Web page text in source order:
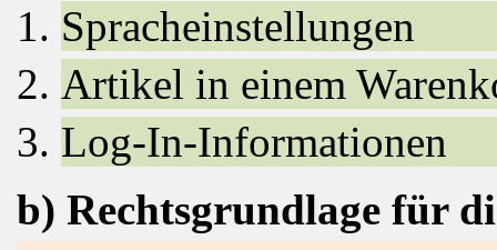
Spracheinstellungen
Artikel in einem
Log-In-Informationen
b) Rechtsgrundlage für